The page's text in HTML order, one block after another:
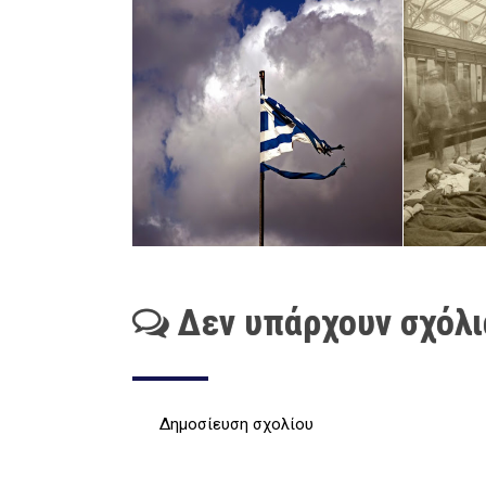
Δεν υπάρχουν
Δημοσίευση σχολίου